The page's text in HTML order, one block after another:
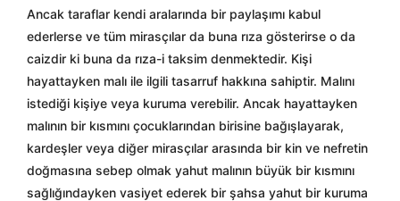
Ancak taraflar kendi aralarında bir paylaşımı kabul
ederlerse ve tüm mirasçılar da buna rıza gösterirse o da
caizdir ki buna da rıza-i taksim denmektedir. Kişi
hayattayken malı ile ilgili tasarruf hakkına sahiptir. Malını
istediği kişiye veya kuruma verebilir. Ancak hayattayken
malının bir kısmını çocuklarından birisine bağışlayarak,
kardeşler veya diğer mirasçılar arasında bir kin ve nefretin
doğmasına sebep olmak yahut malının büyük bir kısmını
sağlığındayken vasiyet ederek bir şahsa yahut bir kuruma